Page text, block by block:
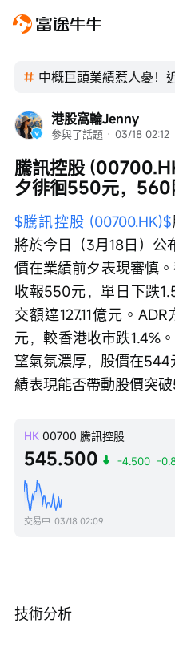
中概巨頭業績惹人憂！
港股窩輪Jenny
參與了話題 · 03/18 02:12
騰訊控股
夕徘徊550元，560
$騰訊控股 (00700.HK)$
將於今日（3月18日）公
價在業績前夕表現審慎
收報550元，單日下跌
交額達127.11億元。
元，較香港收市跌1.4%
望氣氛濃厚，股價在
績表現能否帶動股價突
HK 00700 騰訊控股
545.500 -4.500 -
交易中 03/18 02:09
技術分析